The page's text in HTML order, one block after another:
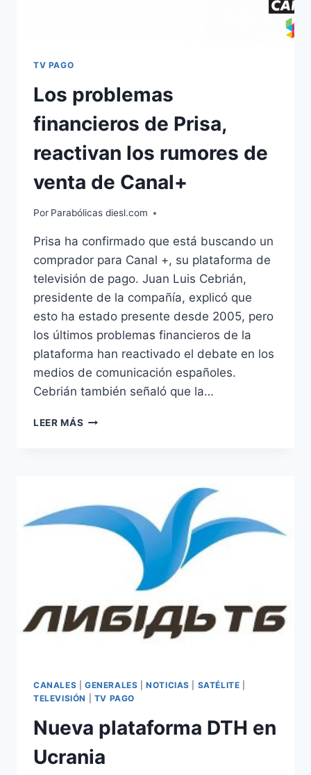
TV PAGO
Los problemas
financieros de Prisa,
reactivan los rumores de
venta de Canal+
Por Parabólicas diesl.com
Prisa ha confirmado que está buscando un
comprador para Canal +, su plataforma de
televisión de pago. Juan Luis Cebrián,
presidente de la compañía, explicó que
esto ha estado presente desde 2005, pero
los últimos problemas financieros de la
plataforma han reactivado el debate en los
medios de comunicación españoles.
Cebrián también señaló que la…
LEER MÁS LOS
LOS
RUMORES
CANALES GENERALES |NOTICIAS SATÉLITE
TELEVISIÓN
TV PAGO
Nueva plataforma DTH en
Ucrania